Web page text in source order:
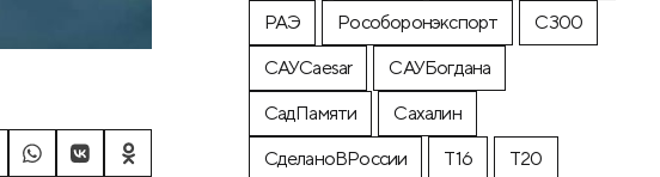
РАЭ
Рособоронэкспорт
С300
САУCaesar
САУБогдана
СадПамяти
Сахалин
СделаноВРоссии
Т16
Т20